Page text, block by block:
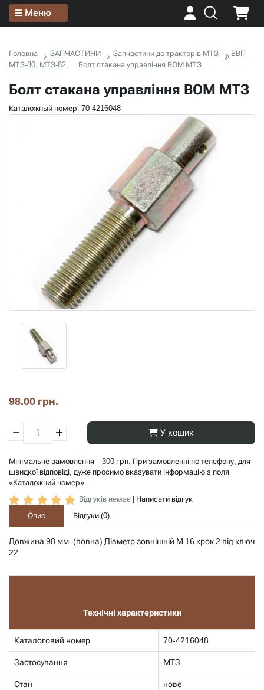
Меню
Головна ЗАПЧАСТИНИ Запчастини до тракторів МТЗ
ВВП
МТЗ-80, МТЗ-82
Болт стакана управління ВОМ МТЗ
Болт стакана управління ВОМ МТЗ
Каталожный номер: 70-4216048
98.00 грн.
У кошик
Мінімальне замовлення – 300 грн. При замовленні по телефону, для
швидкої відповіді, дуже просимо вказувати інформацію з поля
«Каталожний номер».
Відгуків немає
Написати відгук
Опис
Відгуки (0)
Довжина 98 мм. (повна) Діаметр зовнішній М 16 крок 2 під ключ
22
Технічні характеристики
Каталоговий номер 70-4216048
Застосування МТЗ
Стан нове